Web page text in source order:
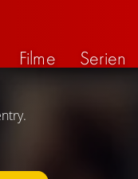
Filme Serien